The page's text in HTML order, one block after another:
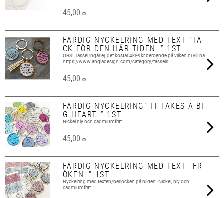
45,00 KR
FÄRDIG NYCKELRING MED TEXT ”TA
CK FÖR DEN HÄR TIDEN..” 1ST
OBS! Tassel ingår ej, det kostar 4kr-9kr beroende på vilken ni vill ha.
https://www.angladesign.com/category/tassels
45,00 KR
FÄRDIG NYCKELRING” IT TAKES A BI
G HEART..” 1ST
Nickel bly och cadmiumfritt
45,00 KR
FÄRDIG NYCKELRING MED TEXT "FR
ÖKEN.." 1ST
Nyckelring med texten/berlocken på bilden. Nickel, bly och
cadmiumfritt